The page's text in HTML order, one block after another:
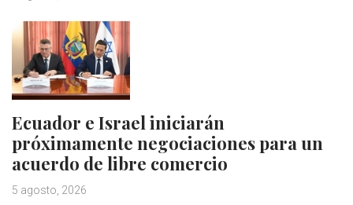
Ecuador e Israel iniciarán
próximamente negociaciones para un
acuerdo de libre comercio
5 agosto, 2026